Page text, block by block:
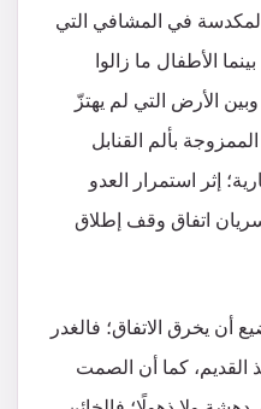
في المشافي التي
الأطفال ما زالوا
الأرض التي لم يهتزّ
بألم القنابل
إثر استمرار العدو
اتفاق وقف إطلاق
أن يخرق الاتفاق؛ فالغدر
القديم، كما أن الصمت